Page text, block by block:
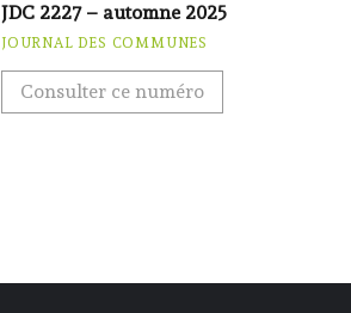
JDC 2227 – automne 2025
JOURNAL DES COMMUNES
Consulter ce numéro